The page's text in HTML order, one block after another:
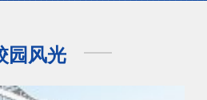
园风光